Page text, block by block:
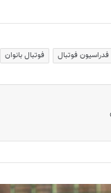
فدراسیون فوتبال فوتبال بانوان